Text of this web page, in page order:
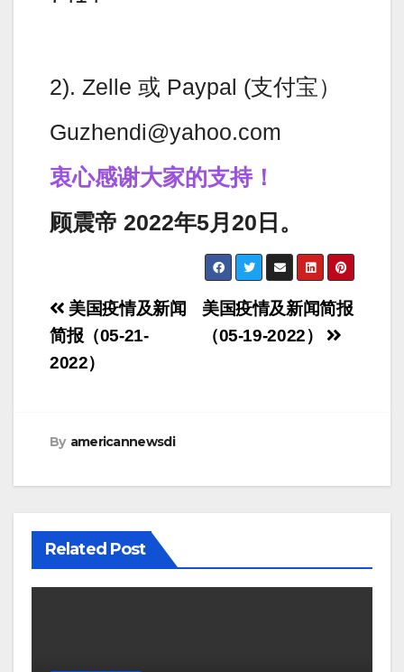
2). Zelle 或 Paypal (支付宝）
Guzhendi@yahoo.com
衷心感谢大家的支持！
顾震帝 2022年5月20日。
Post
navigation
美国疫情及新闻简报
（05-19-2022）
美国疫情及新闻
简报（05-21-
2022）
By americannewsdi
Related Post